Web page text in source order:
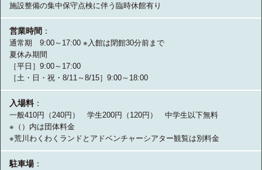
施設整備の集中保守点検に伴う臨時休館有り
営業時間 ：
通常期 9:00～17:00 ※入館は閉館30分前まで
夏休み期間
［平日］9:00～17:00
［土・日・祝・8/11～8/15］9:00～18:00
入場料：
一般410円（240円） 学生200円（120円） 中学生以下無料
※（）内は団体料金
※荒川わくわくランドとアドベンチャーシアター観覧は別料金
駐車場：